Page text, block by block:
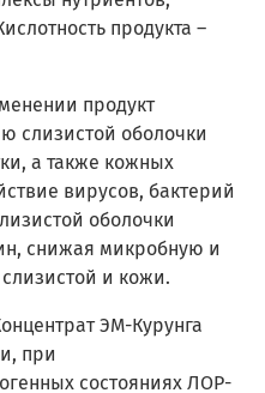
продукта –
продукт
слизистой оболочки
а также кожных
вирусов, бактерий
оболочки
снижая микробную и
и кожи.
ЭМ-Курунга
при
состояниях ЛОР-